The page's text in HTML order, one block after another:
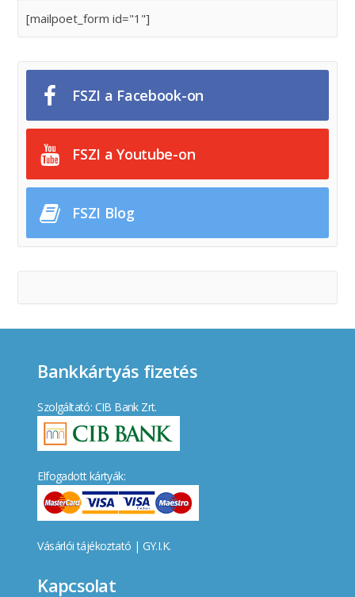
[mailpoet_form id="1"]
FSZI a Facebook-on
FSZI a Youtube-on
FSZI Blog
Bankkártyás fizetés
Szolgáltató: CIB Bank Zrt.
Elfogadott kártyák:
Vásárlói tájékoztató | GY.I.K.
Kapcsolat